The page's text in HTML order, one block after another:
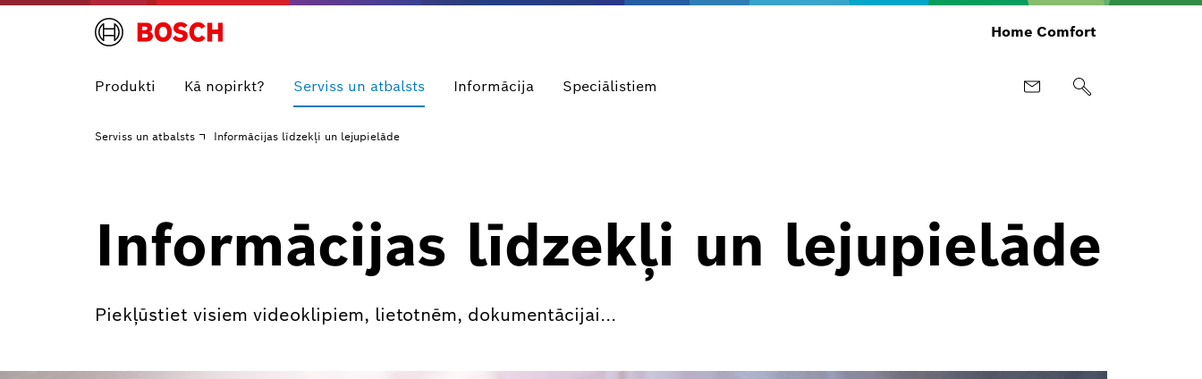
Home Comfort
Produkti Kā nopirkt? Serviss un atbalsts Informācija Speciālistiem
Serviss un atbalsts Informācijas līdzekļi un lejupielāde
Informācijas līdzekļi un lejupielāde
Piekļūstiet visiem videoklipiem, lietotnēm, dokumentācijai…